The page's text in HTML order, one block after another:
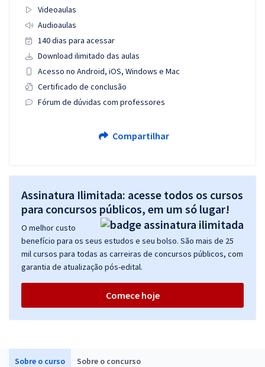
Sobre o curso Sobre o concurso
Videoaulas
Audioaulas
140 dias para acessar
Download ilimitado das aulas
Acesso no Android, iOS, Windows e Mac
Certificado de conclusão
Fórum de dúvidas com professores
Compartilhar
Assinatura Ilimitada: acesse todos os cursos
para concursos públicos, em um só lugar!
O melhor custo
benefício para os seus estudos e seu bolso. São mais de 25
mil cursos para todas as carreiras de concursos públicos, com
garantia de atualização pós-edital.
Comece hoje